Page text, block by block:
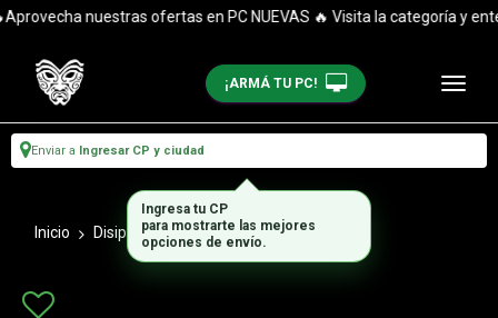
nuestras ofertas en PC NUEVAS 🔥 Visita la categoría y
¡ARMÁ TU PC!
Enviar a Ingresar CP y ciudad
Inicio Disipadores Coolers
Ingresa tu CP
para mostrarte las mejores
opciones de envío.